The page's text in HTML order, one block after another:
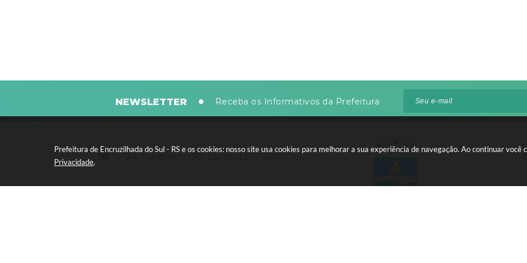
Prefeitura de Encruzilhada do Sul - RS e os cookies: nosso site usa cookies para melhorar a sua experiência de navegação. Ao continuar você
Privacidade.
NEWSLETTER Receba os Informativos da Prefeitura
Av. Rio Branco, 261, Centro CEP: 96610-000